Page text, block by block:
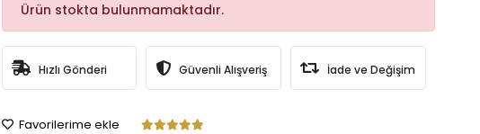
Ürün stokta bulunmamaktadır.
Hızlı Gönderi Güvenli Alışveriş İade ve Değişim
Favorilerime ekle